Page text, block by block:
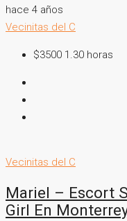
hace 4 años
Vecinitas del C
$3500 1.30 horas
Vecinitas del C
Mariel – Escort
Girl En